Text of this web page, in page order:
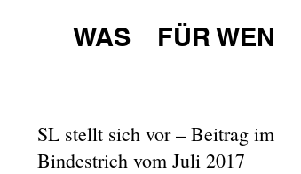
WAS FÜR WEN
SL stellt sich vor – Beitrag im
Bindestrich vom Juli 2017